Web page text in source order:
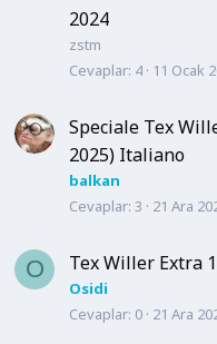
2024
zstm
Cevaplar 4 11 Ocak
Speciale Tex
2025) Italiano
balkan
Cevaplar 3 21 Ara
O Tex Willer Extra
Osidi
Cevaplar 0 21 Ara